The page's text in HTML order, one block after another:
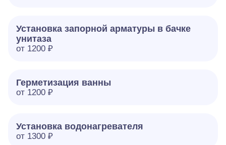
Установка запорной арматуры в бачке
унитаза
от 1200 ₽
Герметизация ванны
от 1200 ₽
Установка водонагревателя
от 1300 ₽